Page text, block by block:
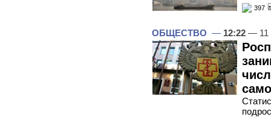
397
ОБЩЕСТВО — 12:22 — 11